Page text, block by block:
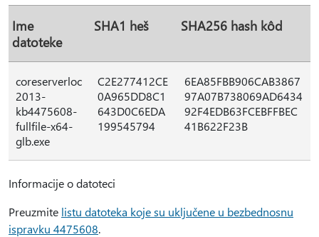
Ime
datoteke
SHA1 heš SHA256 hash kôd
coreserverloc
2013-
kb4475608-
fullfile-x64-
glb.exe
C2E277412CE
0A965DD8C1
643D0C6EDA
199545794
6EA85FBB906CAB3867
97A07B738069AD6434
92F4EDB63FCEBFFBEC
41B622F23B
Informacije o datoteci
Preuzmite listu datoteka koje su uključene u bezbednosnu
ispravku 4475608.